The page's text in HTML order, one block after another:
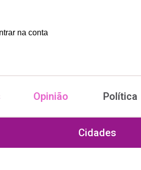
na conta
Opinião Política
Cidades